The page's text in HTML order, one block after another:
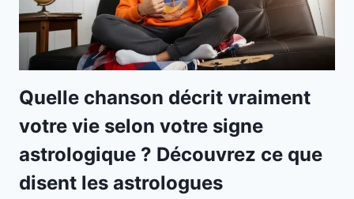
Quelle chanson décrit vraiment
votre vie selon votre signe
astrologique ? Découvrez ce que
disent les astrologues